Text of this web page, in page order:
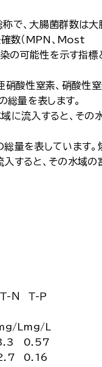
で、大腸菌群数は大
数（MPN、Most
の可能性を示す指標
硝酸性窒素、硝酸性
総量を表します。
に流入すると、その
量を表しています。
すると、その水域の
Ｔ-Ｎ Ｔ-Ｐ
L mg/L
0.57
0.16